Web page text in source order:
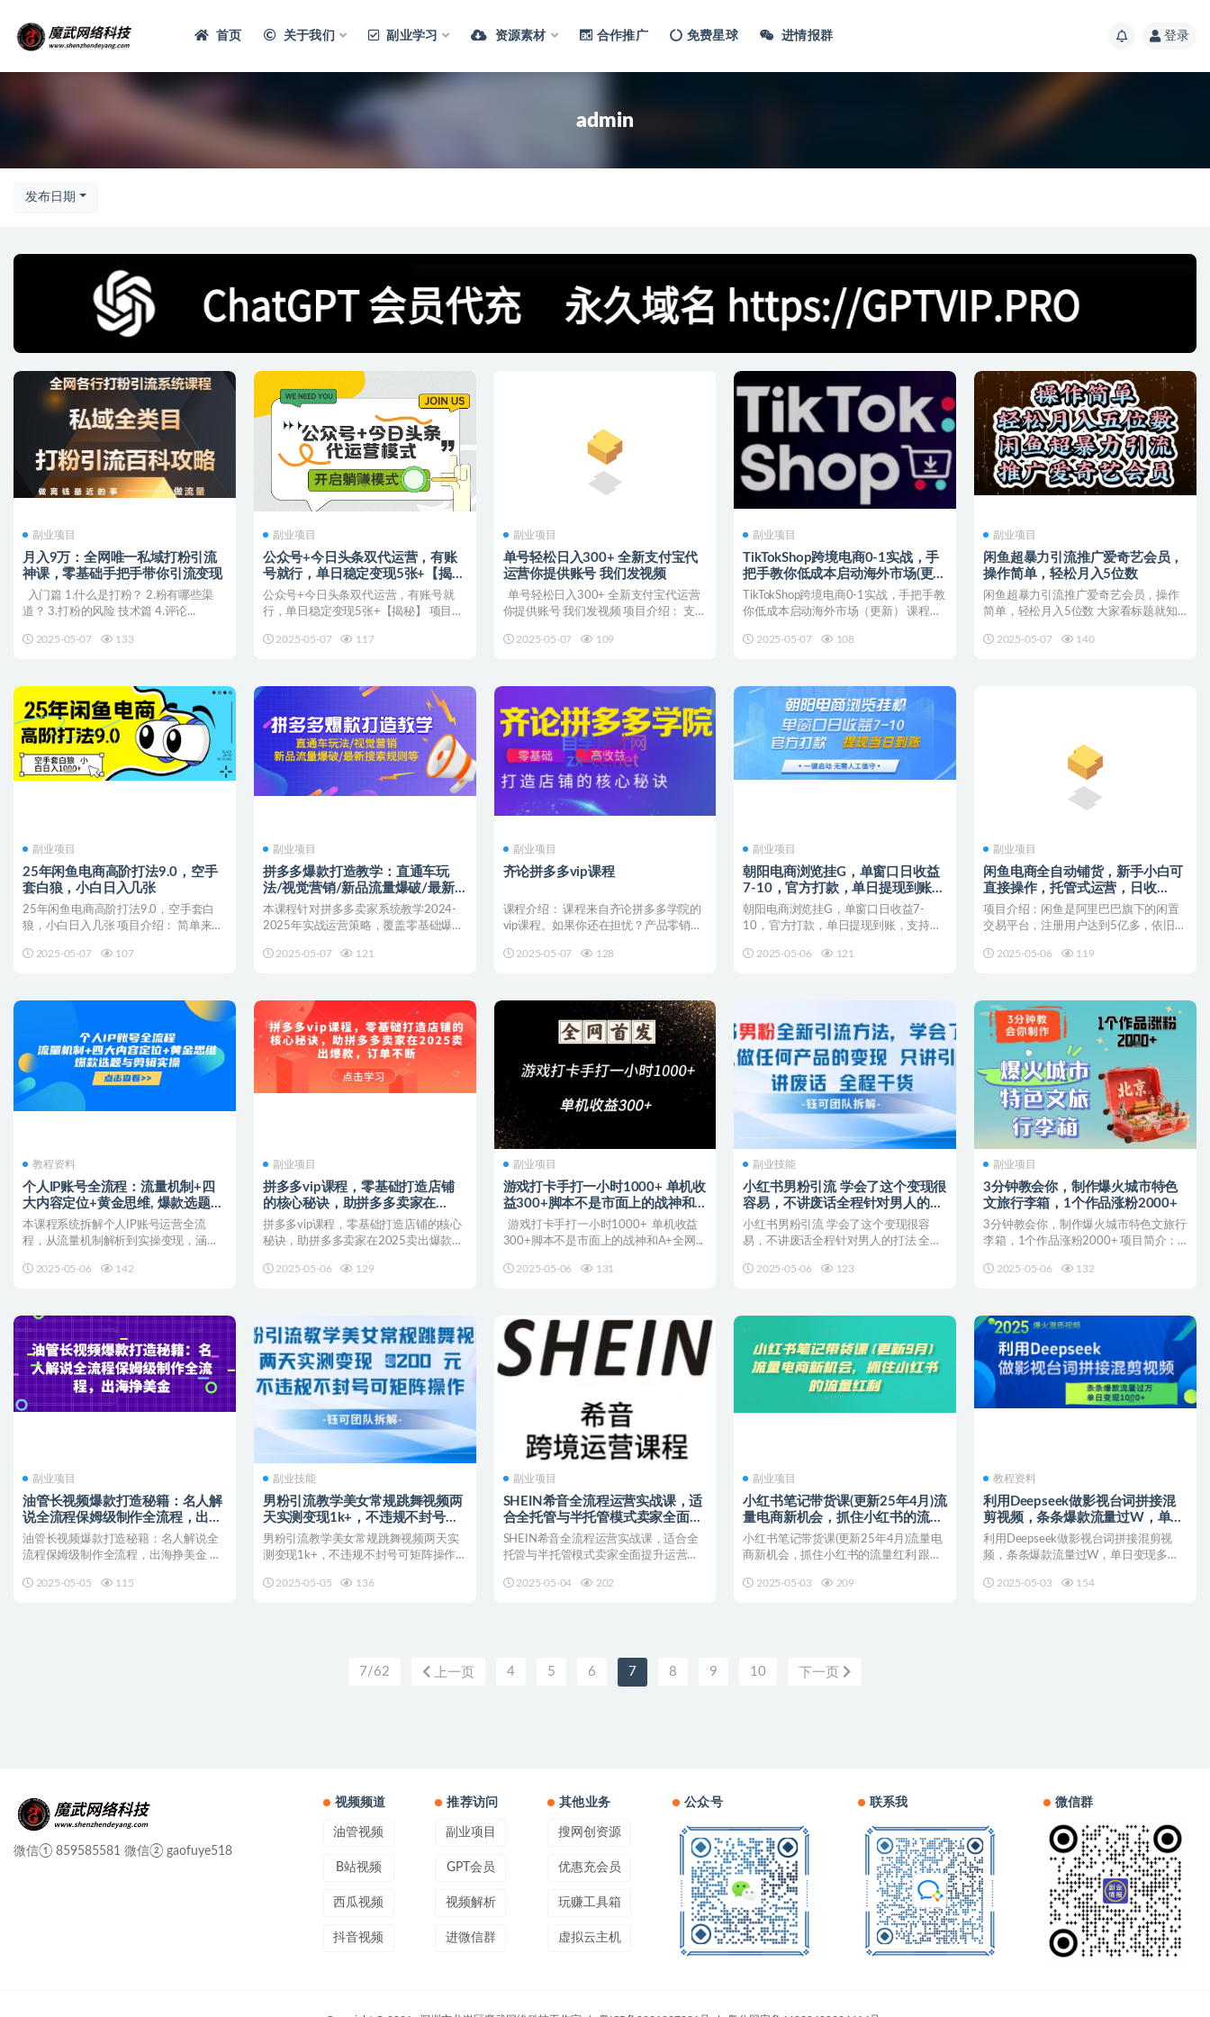
首页 关于我们 副业学习 资源素材 合作推广 免费星球 进情报群 登录
admin
发布日期
副业项目
月入9万：全网唯一私域打粉引流
神课，零基础手把手带你引流变现
入门篇 1.什么是打粉？ 2.粉有哪些渠
道？ 3.打粉的风险 技术篇 4.评论...
2025-05-07 133
副业项目
公众号+今日头条双代运营，有账
号就行，单日稳定变现5张+【揭
秘】
公众号+今日头条双代运营，有账号就
行，单日稳定变现5张+【揭秘】 项目揭
2025-05-07
117
副业项目
单号轻松日入300+ 全新支付宝代
运营你提供账号 我们发视频
单号轻松日入300+ 全新支付宝代运营
你提供账号 我们发视频 项目介绍： 支
2025-05-07
109
副业项目
TikTokShop跨境电商0-1实战，手
把手教你低成本启动海外市场(更
新)
TikTokShop跨境电商0-1实战，手把手教
你低成本启动海外市场（更新） 课程介
2025-05-07
108
副业项目
闲鱼超暴力引流推广爱奇艺会员，
操作简单，轻松月入5位数
闲鱼超暴力引流推广爱奇艺会员，操作
简单，轻松月入5位数 大家看标题就知
2025-05-07
140
副业项目
25年闲鱼电商高阶打法9.0，空手
套白狼，小白日入几张
25年闲鱼电商高阶打法9.0，空手套白
狼，小白日入几张 项目介绍： 简单来说
2025-05-07
107
副业项目
拼多多爆款打造教学：直通车玩
法/视觉营销/新品流量爆破/最新
搜索规则等
本课程针对拼多多卖家系统教学2024-
2025年实战运营策略，覆盖零基础爆款
2025-05-07
121
副业项目
齐论拼多多vip课程
课程介绍： 课程来自齐论拼多多学院的
vip课程。如果你还在担忧？产品零销
2025-05-07
128
副业项目
朝阳电商浏览挂G，单窗口日收益
7-10，官方打款，单日提现到账，
支持手机电脑【揭秘】
朝阳电商浏览挂G，单窗口日收益7-
10，官方打款，单日提现到账，支持手
2025-05-06
121
副业项目
闲鱼电商全自动铺货，新手小白可
直接操作，托管式运营，日收
1000+
项目介绍：闲鱼是阿里巴巴旗下的闲置
交易平台，注册用户达到5亿多，依旧呈
2025-05-06
119
教程资料
个人IP账号全流程：流量机制+四
大内容定位+黄金思维, 爆款选题与
剪辑实操
本课程系统拆解个人IP账号运营全流
程，从流量机制解析到实操变现，涵盖
2025-05-06
142
副业项目
拼多多vip课程，零基础打造店铺
的核心秘诀，助拼多多卖家在
2025卖出爆款，订单不断
拼多多vip课程，零基础打造店铺的核心
秘诀，助拼多多卖家在2025卖出爆款，
2025-05-06
129
副业项目
游戏打卡手打一小时1000+ 单机收
益300+脚本不是市面上的战神和
A+全网独家脚本
游戏打卡手打一小时1000+ 单机收益
300+脚本不是市面上的战神和A+全网...
2025-05-06 131
副业技能
小红书男粉引流 学会了这个变现很
容易，不讲废话全程针对男人的打
法 全程干货
小红书男粉引流 学会了这个变现很容
易，不讲废话全程针对男人的打法 全程
2025-05-06
123
副业项目
3分钟教会你，制作爆火城市特色
文旅行李箱，1个作品涨粉2000+
3分钟教会你，制作爆火城市特色文旅行
李箱，1个作品涨粉2000+ 项目简介：
2025-05-06
132
副业项目
油管长视频爆款打造秘籍：名人解
说全流程保姆级制作全流程，出海
挣美金
油管长视频爆款打造秘籍：名人解说全
流程保姆级制作全流程，出海挣美金 什
2025-05-05
115
副业技能
男粉引流教学美女常规跳舞视频两
天实测变现1k+，不违规不封号可
矩阵操作
男粉引流教学美女常规跳舞视频两天实
测变现1k+，不违规不封号可矩阵操作
2025-05-05
136
副业项目
SHEIN希音全流程运营实战课，适
合全托管与半托管模式卖家全面提
升运营能力
SHEIN希音全流程运营实战课，适合全
托管与半托管模式卖家全面提升运营能
2025-05-04
202
副业项目
小红书笔记带货课(更新25年4月)流
量电商新机会，抓住小红书的流量
红利
小红书笔记带货课(更新25年4月)流量电
商新机会，抓住小红书的流量红利 跟动
2025-05-03
209
教程资料
利用Deepseek做影视台词拼接混
剪视频，条条爆款流量过W，单日
变现多张
利用Deepseek做影视台词拼接混剪视
频，条条爆款流量过W，单日变现多张
2025-05-03
154
7/62 上一页 4 5 6 7 8 9 10 下一页
微信① 859585581 微信② gaofuye518
视频频道
油管视频
B站视频
西瓜视频
抖音视频
推荐访问
副业项目
GPT会员
视频解析
进微信群
其他业务
搜网创资源
优惠充会员
玩赚工具箱
虚拟云主机
公众号 联系我 微信群